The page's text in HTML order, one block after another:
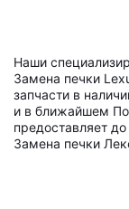
Наши
Замена печки
запчасти в
и в ближайшем
предоставляет
Замена печки